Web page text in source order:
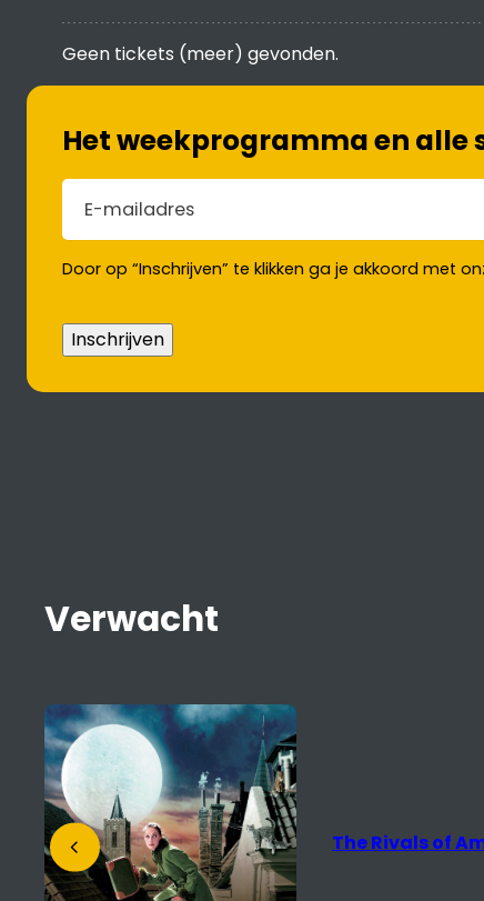
Geen tickets (meer) gevonden.
Het weekprogramma en alle
E-mailadres
Door op “Inschrijven” te klikken ga je akkoord met
Inschrijven
Verwacht
The Rivals of